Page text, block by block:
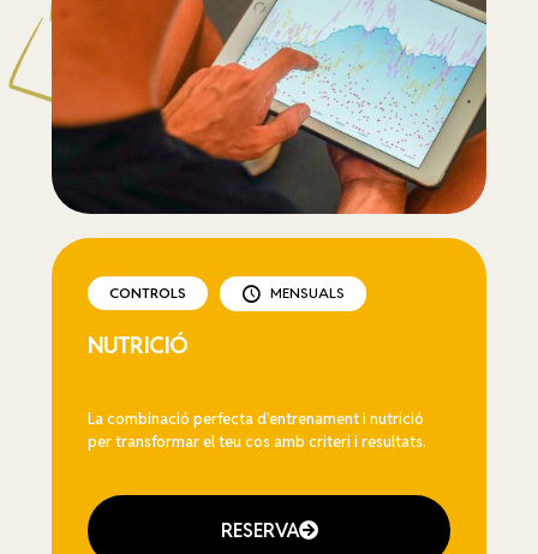
CONTROLS MENSUALS
NUTRICIÓ
La combinació perfecta d’entrenament i nutrició
per transformar el teu cos amb criteri i resultats.
RESERVA